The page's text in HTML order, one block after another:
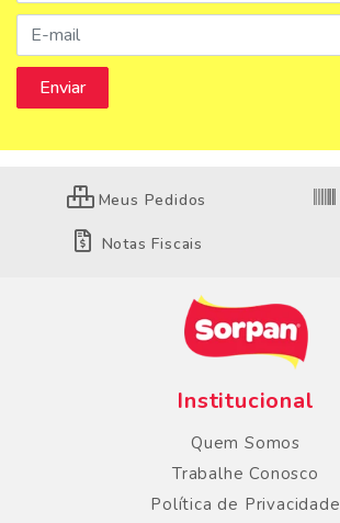
Meus Pedidos
Notas Fiscais
Institucional
Quem Somos
Trabalhe Conosco
Política de Privacidade